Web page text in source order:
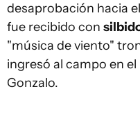
desaprobación hacia
fue recibido con
"música de viento"
ingresó al campo en
Gonzalo.